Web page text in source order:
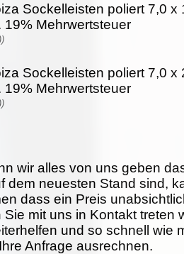
Sockelleisten poliert 7,0 x
19% Mehrwertsteuer
Sockelleisten poliert 7,0 x
19% Mehrwertsteuer
wir alles von uns geben
dem neuesten Stand sind,
dass ein Preis
Sie mit uns in Kontakt treten
und so schnell wie
Anfrage ausrechnen.